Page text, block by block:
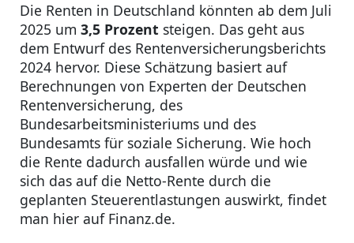
Die Renten in Deutschland könnten ab dem Juli
2025 um 3,5 Prozent steigen. Das geht aus
dem Entwurf des Rentenversicherungsberichts
2024 hervor. Diese Schätzung basiert auf
Berechnungen von Experten der Deutschen
Rentenversicherung, des
Bundesarbeitsministeriums und des
Bundesamts für soziale Sicherung. Wie hoch
die Rente dadurch ausfallen würde und wie
sich das auf die Netto-Rente durch die
geplanten Steuerentlastungen auswirkt, findet
man hier auf Finanz.de.